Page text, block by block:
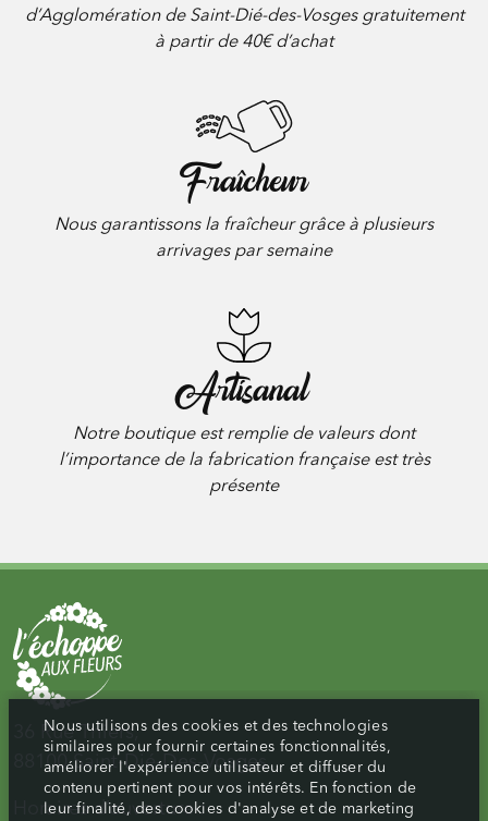
d’Agglomération de Saint-Dié-des-Vosges gratuitement
à partir de 40€ d’achat
Fraîcheur
Nous garantissons la fraîcheur grâce à plusieurs
arrivages par semaine
Artisanal
Notre boutique est remplie de valeurs dont
l’importance de la fabrication française est très
présente
36 Rue Thiers,
88100 Saint-Dié-Des-Vosges
Horaires d’ouverture :
Nous utilisons des cookies et des technologies
similaires pour fournir certaines fonctionnalités,
améliorer l'expérience utilisateur et diffuser du
contenu pertinent pour vos intérêts. En fonction de
leur finalité, des cookies d'analyse et de marketing